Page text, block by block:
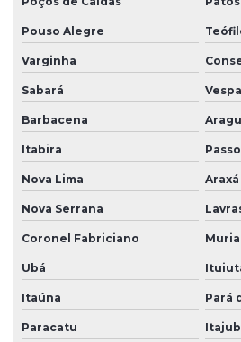
Pouso Alegre
Varginha
Sabará
Barbacena
Itabira
Nova Lima Araxá
Nova Serrana
Coronel Fabriciano
Ubá
Itaúna Pará
Paracatu